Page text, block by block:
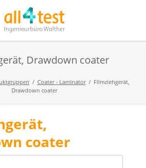
Drawdown coater
Coater - Laminator
Filmziehgerät,
Drawdown coater
coater